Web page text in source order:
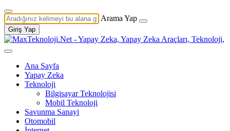
Arama Yap
Giriş Yap
Ana Sayfa
Yapay Zeka
Teknoloji
Bilgisayar Teknolojisi
Mobil Teknoloji
Savunma Sanayi
Otomobil